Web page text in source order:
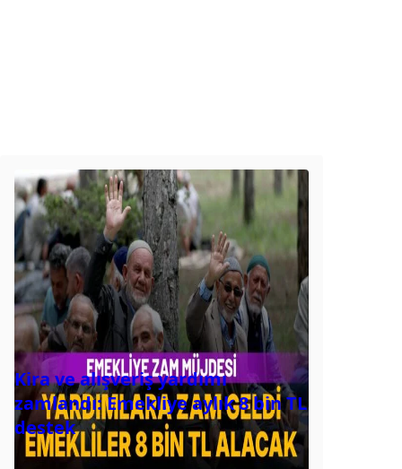
Kira ve alışveriş yardımı
zamlandı: Emekliye aylık 8 bin TL
destek